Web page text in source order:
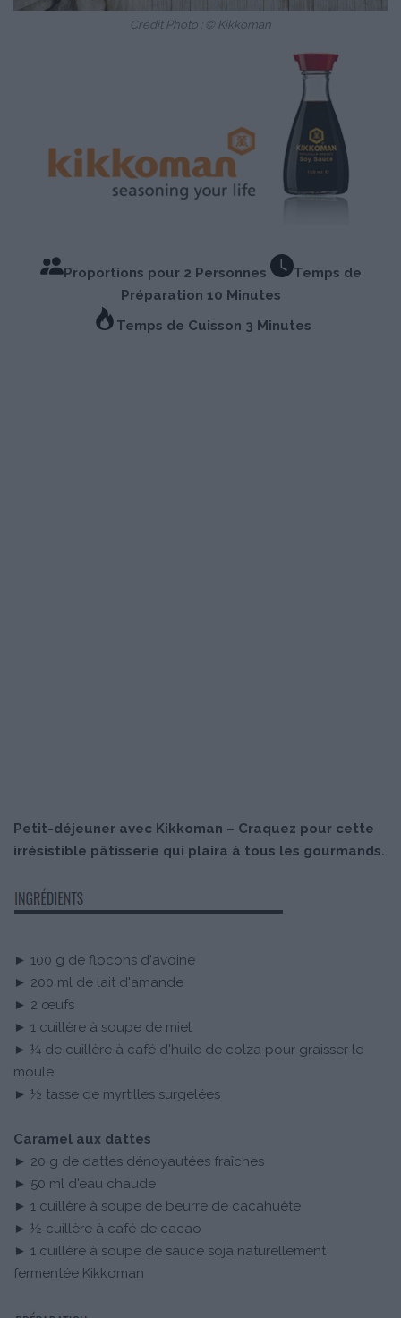
Crédit Photo : © Kikkoman
Proportions pour 2 Personnes
Temps de
Préparation 10 Minutes
Temps de Cuisson 3 Minutes
Petit-déjeuner avec Kikkoman – Craquez pour cette
irrésistible pâtisserie qui plaira à tous les gourmands.
► 100 g de flocons d'avoine
► 200 ml de lait d'amande
► 2 œufs
► 1 cuillère à soupe de miel
► ¼ de cuillère à café d'huile de colza pour graisser le
moule
► ½ tasse de myrtilles surgelées
Caramel aux dattes
► 20 g de dattes dénoyautées fraîches
► 50 ml d'eau chaude
► 1 cuillère à soupe de beurre de cacahuète
► ½ cuillère à café de cacao
► 1 cuillère à soupe de sauce soja naturellement
fermentée Kikkoman